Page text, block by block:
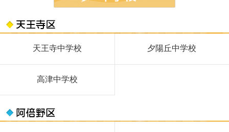
天王寺中学校 夕陽丘中学校
高津中学校